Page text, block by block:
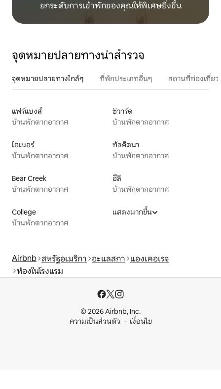
ยกระดับการเข้าพักของคุณให้พิเศษยิ่งขึ้น
จุดหมายปลายทางน่าสำรวจ
จุดหมายปลายทางใกล้ๆ ที่พักประเภทอื่นๆ สถานที่ท่องเที่ย
แฟร์แบงส์
บ้านพักตากอากาศ
ซิวาร์ด
บ้านพักตากอากาศ
โฮเมอร์
บ้านพักตากอากาศ
ทัลคีตนา
บ้านพักตากอากาศ
Bear Creek
บ้านพักตากอากาศ
ฮีลี
บ้านพักตากอากาศ
College
บ้านพักตากอากาศ
แสดงมากขึ้น
Airbnb สหรัฐอเมริกา อะแลสกา แองเคอเรจ
ห้องในโรงแรม
© 2026 Airbnb, Inc.
ความเป็นส่วนตัว
เงื่อนไข